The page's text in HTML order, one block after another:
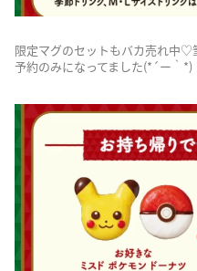
限定マグのセットもバカ売れ中
予約のみになってました(*´ー｀*)